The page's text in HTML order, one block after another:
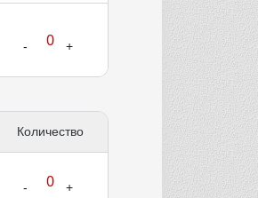
Количество